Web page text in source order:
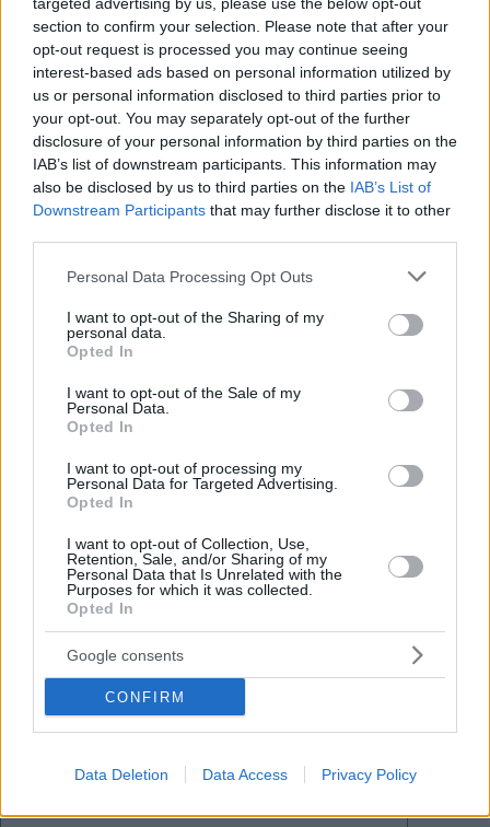
section to confirm your selection. Please note that after your
opt-out request is processed you may continue seeing
interest-based ads based on personal information utilized by
us or personal information disclosed to third parties prior to
your opt-out. You may separately opt-out of the further
disclosure of your personal information by third parties on the
IAB’s list of downstream participants. This information may
also be disclosed by us to third parties on the IAB’s List of
Downstream Participants that may further disclose it to other
Please note that this website/app uses one or more Google
not limited to your visit or usage behaviour. You may click to
grant or deny consent to Google and its third-party tags to
use your data for below specified purposes in below Google
consent section.
Personal Data Processing Opt Outs
I want to opt-out of the Sharing of my
personal data.
Opted In
I want to opt-out of the Sale of my
Personal Data.
Opted In
I want to opt-out of processing my
Personal Data for Targeted Advertising.
Opted In
I want to opt-out of Collection, Use,
Retention, Sale, and/or Sharing of my
Personal Data that Is Unrelated with the
Purposes for which it was collected.
Opted In
Google consents
CONFIRM
Data Deletion Data Access Privacy Policy
Vedono anche la protezione delle minoranze indigene come
un compito comune, ma non darebbero alle istituzioni di
Bruxelles alcuna voce in capitolo in materia di immigrazione
Ammetterebbero rapidamente i paesi balcanici che chiedono
di aderire all’UE.
Nessuna rilevanza giuridica del progetto di risoluzione
Il dibattito sulla ristrutturazione dell’Unione sarà per la prima
volta all’ordine del giorno del Consiglio europeo di giovedì, lì
anche se gli eurodeputati ungheresi non potranno votare la
la dichiarazione politica è un appello al governo ad adottare
budapest #europa
unione europea #viktor orban
Leave a Reply
*
Email*
Website
Add Comment*